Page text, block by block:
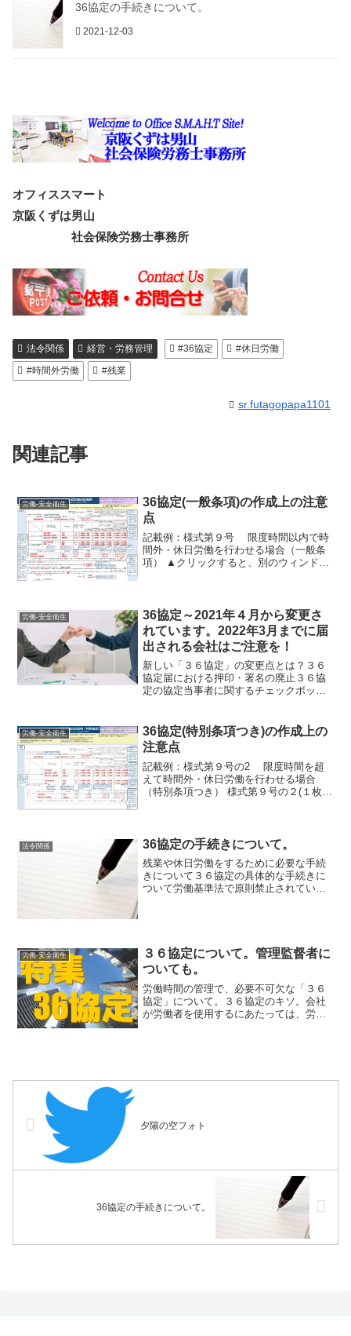
36協定の手続きについて。
2021-12-03
オフィススマート
京阪くずは男山
社会保険労務士事務所
法令関係 経営・労務管理 #36協定
#休日労働
#時間外労働
#残業
sr.futagopapa1101
関連記事
労働-安全衛生
36協定(一般条項)の作成上の注意
点
記載例：様式第９号 限度時間以内で時
間外・休日労働を行わせる場合（一般条
項） ▲クリックすると、別のウィンドウ
場合には，この様式を...
労働-安全衛生
36協定～2021年４月から変更さ
れています。2022年3月までに届
出される会社はご注意を！
新しい「３６協定」の変更点とは？３６
協定届における押印・署名の廃止３６協
定の協定当事者に関するチェックボック
９号の２)３６協定届における押印・署名
の廃止2020年7月...
労働-安全衛生
36協定(特別条項つき)の作成上の
注意点
記載例：様式第９号の2 限度時間を超
えて時間外・休日労働を行わせる場合
（特別条項つき） 様式第９号の２(１枚
て，上限時間を超えて労...
法令関係 36協定の手続きについて。
残業や休日労働をするために必要な手続
きについて３６協定の具体的な手続きに
ついて労働基準法で原則禁止されてい
労働-安全衛生
３６協定について。管理監督者に
ついても。
労働時間の管理で、必要不可欠な「３６
協定」について。３６協定のキソ。会社
が労働者を使用するにあたっては、労働
夕陽の空フォト
36協定の手続きについて。